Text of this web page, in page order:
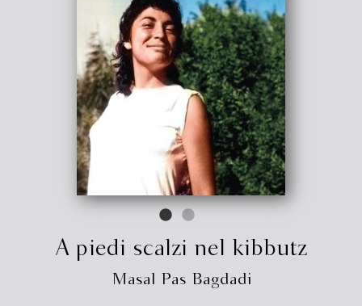
A piedi scalzi nel kibbutz
Masal Pas Bagdadi